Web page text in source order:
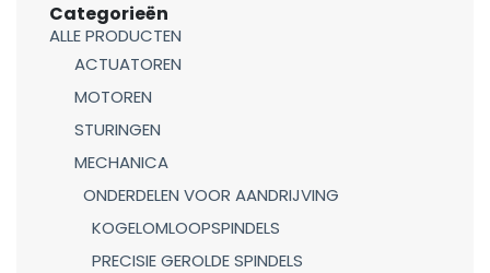
Categorieën
ALLE PRODUCTEN
ACTUATOREN
MOTOREN
STURINGEN
MECHANICA
ONDERDELEN VOOR AANDRIJVING
KOGELOMLOOPSPINDELS
PRECISIE GEROLDE SPINDELS